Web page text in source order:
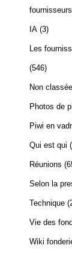
IA (3)
Les
(546)
Non classée
Photos de
Piwi en
Qui est qui
Réunions
Selon la
Technique
Vie des
Wiki